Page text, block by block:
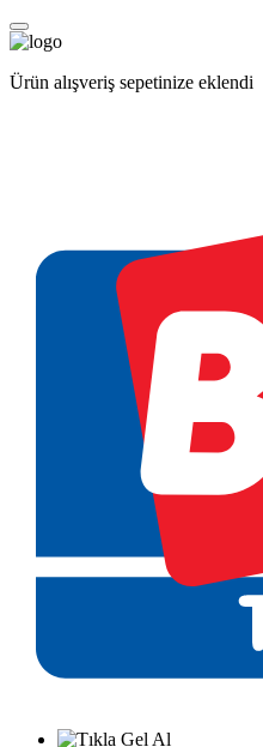
Ürün alışveriş sepetinize eklendi